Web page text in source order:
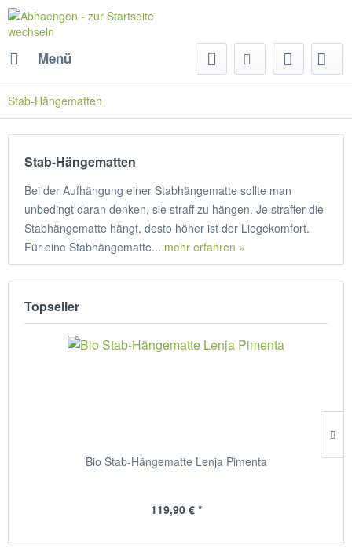
Menü
Stab-Hängematten
Stab-Hängematten
Bei der Aufhängung einer Stabhängematte sollte man
unbedingt daran denken, sie straff zu hängen. Je straffer die
Stabhängematte hängt, desto höher ist der Liegekomfort.
Für eine Stabhängematte... mehr erfahren »
Topseller
Bio Stab-Hängematte Lenja Pimenta
119,90 € *